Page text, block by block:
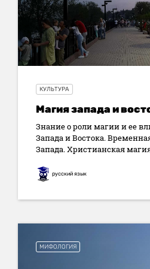
КУЛЬТУРА
Магия запада и
Знание о роли магии и ее
Запада и Востока.
Запада. Христианская
русский язык
МИФОЛОГИЯ